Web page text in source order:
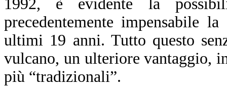
1992, è evidente la
precedentemente impensabile
ultimi 19 anni. Tutto questo
vulcano, un ulteriore vantaggio,
più “tradizionali”.